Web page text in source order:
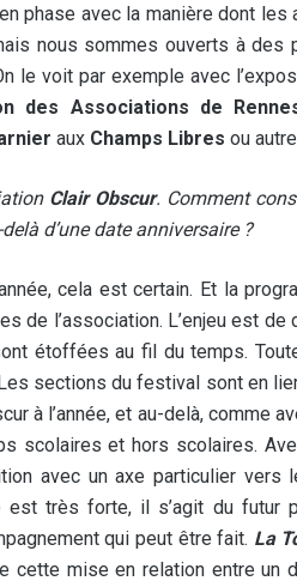
phase avec la manière dont les
nous sommes ouverts à des
le voit par exemple avec
des Associations de
aux Champs Libres ou
Clair Obscur. Comment
d’une date anniversaire ?
cela est certain. Et la
de l’association. L’enjeu est de
étoffées au fil du temps. Toute
sections du festival sont en
à l’année, et au-delà, comme
scolaires et hors scolaires.
avec un axe particulier vers
est très forte, il s’agit du futur
qui peut être fait. La
cette mise en relation entre un